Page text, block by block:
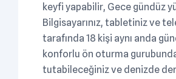
keyfi yapabilir, Gece gündüz
Bilgisayarınız, tabletiniz ve
tarafında 18 kişi aynı anda
konforlu ön oturma
tutabileceğiniz ve denizde